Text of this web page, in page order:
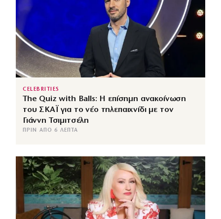
CELEBRITIES
The Quiz with Balls: Η επίσημη ανακοίνωση
του ΣΚΑΪ για το νέο τηλεπαιχνίδι με τον
Γιάννη Τσιμιτσέλη
ΠΡΙΝ ΑΠΌ 6 ΛΕΠΤΆ